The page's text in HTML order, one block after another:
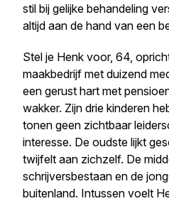
stil bij gelijke behandeling
altijd aan de hand van een
Stel je Henk voor, 64,
maakbedrijf met duizend
een gerust hart met
wakker. Zijn drie kinderen
tonen geen zichtbaar
interesse. De oudste lijkt
twijfelt aan zichzelf. De
schrijversbestaan en de
buitenland. Intussen voelt